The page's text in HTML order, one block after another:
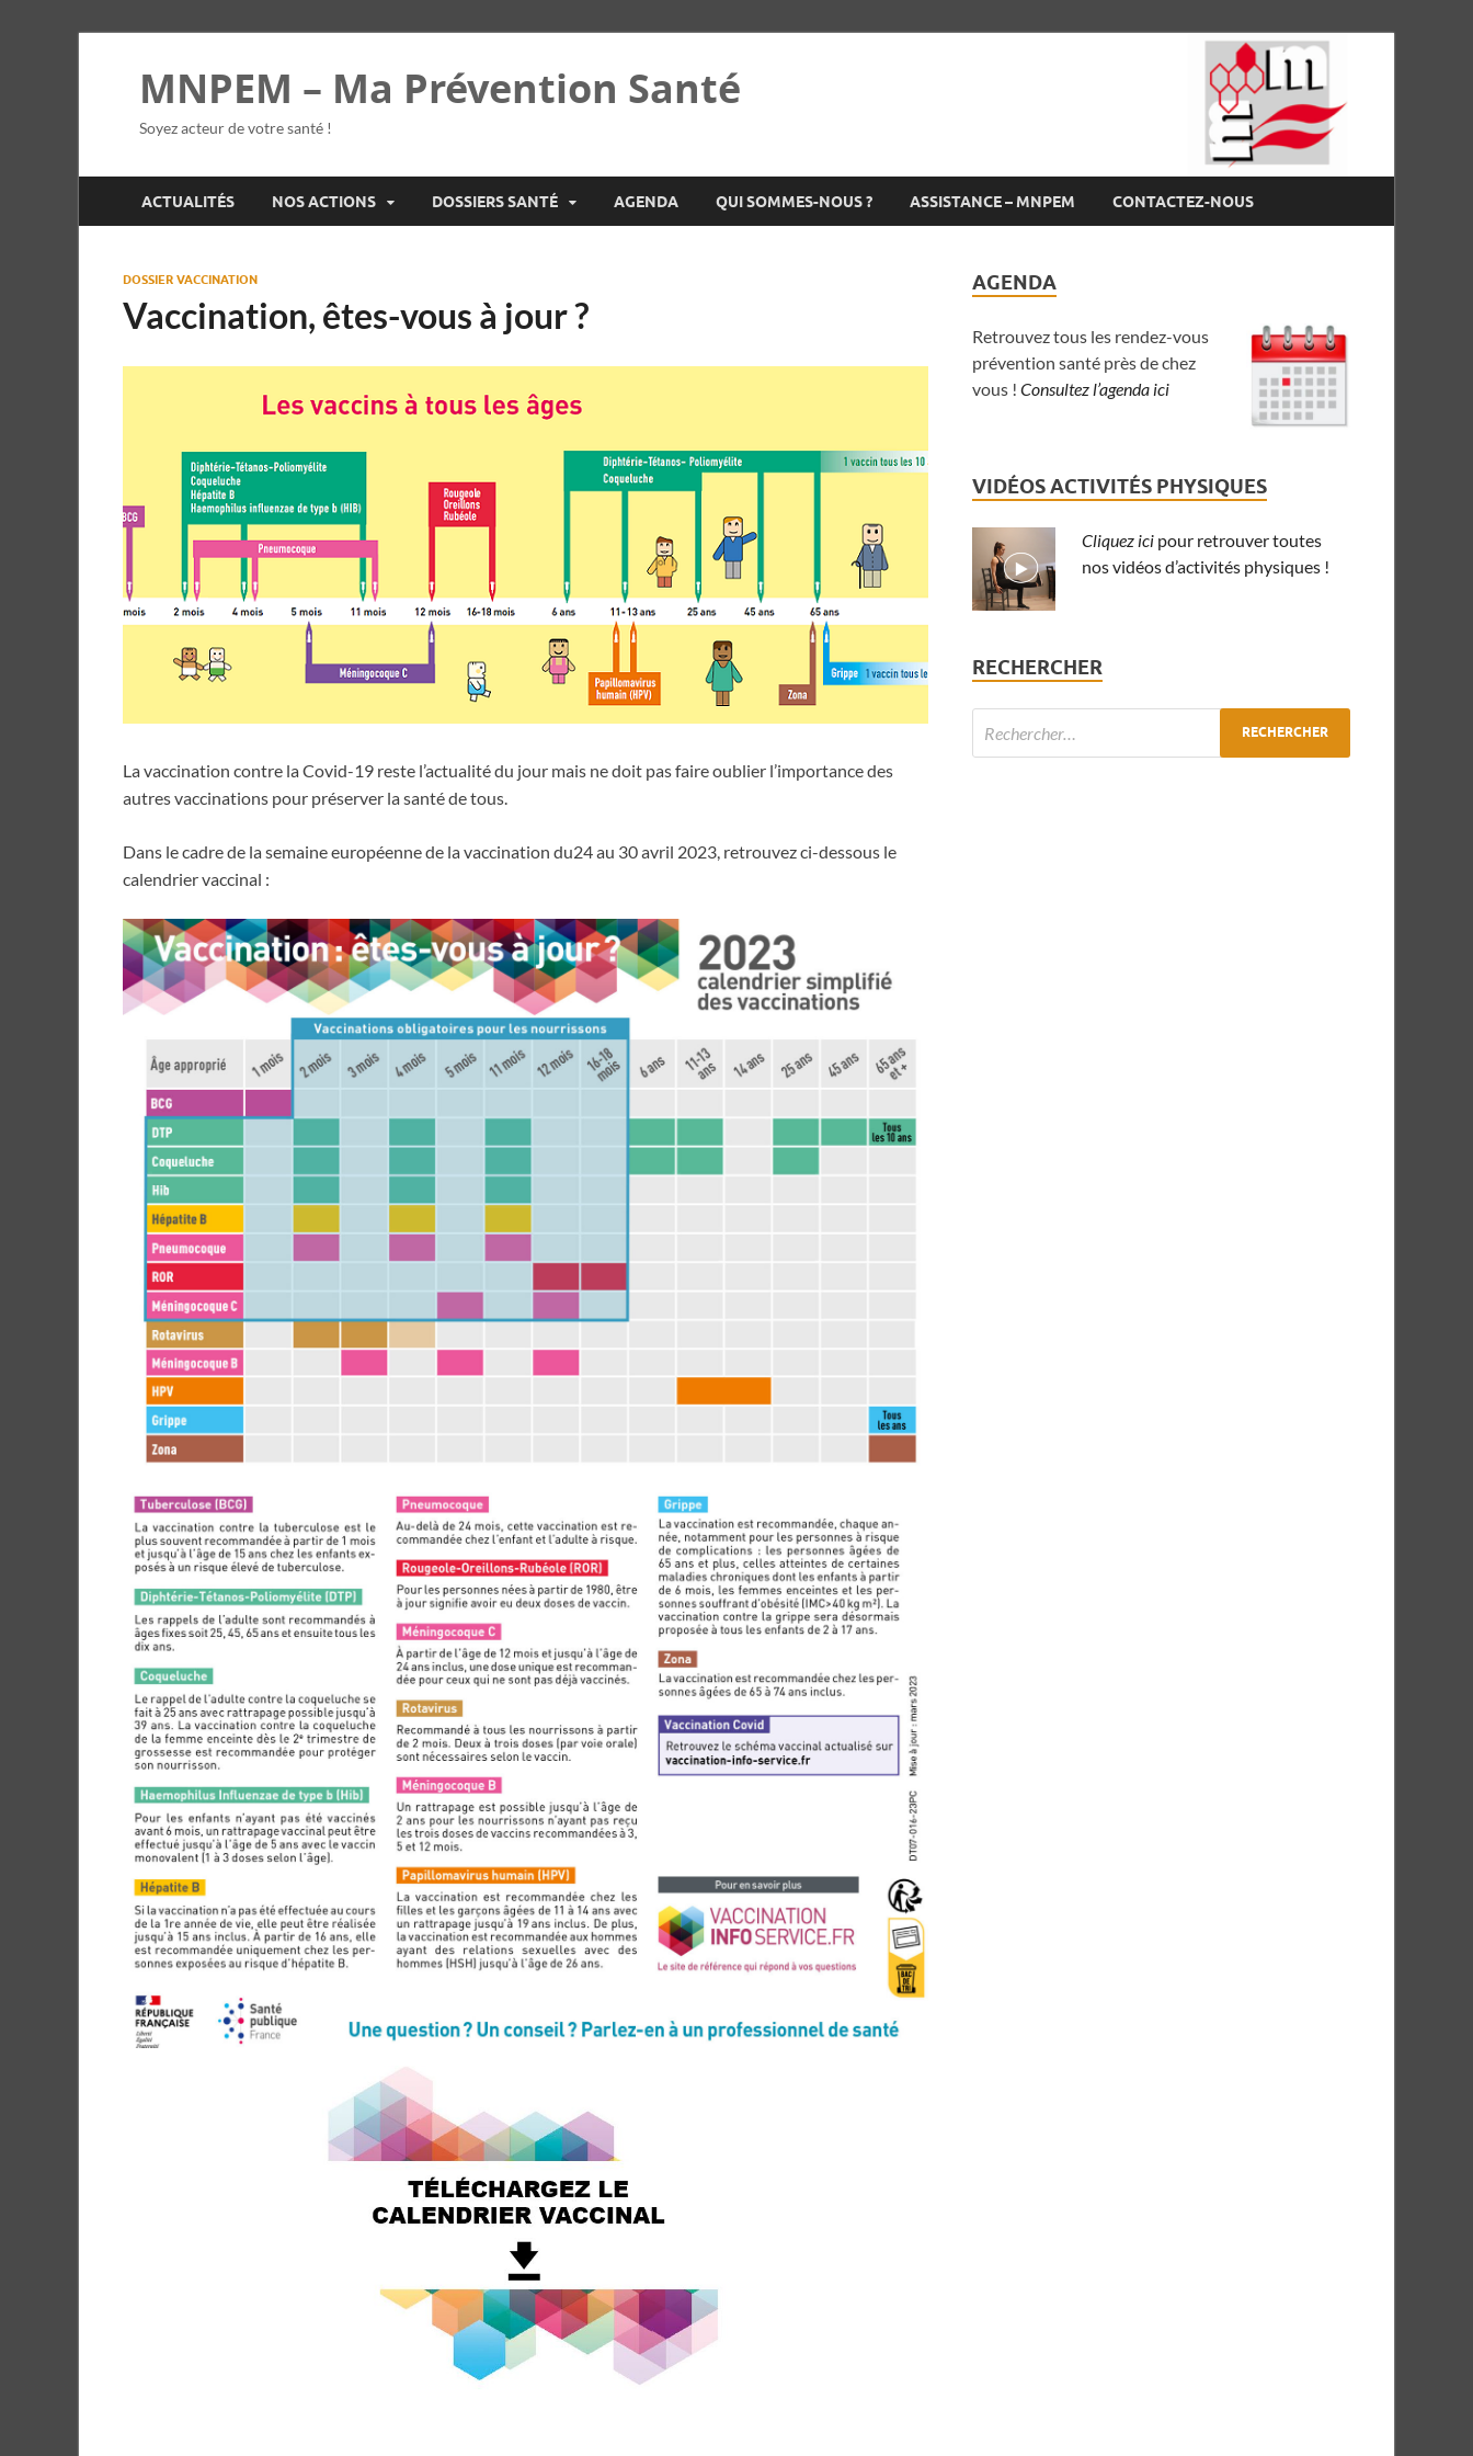
MNPEM – Ma Prévention Santé
Soyez acteur de votre santé !
ACTUALITÉS NOS ACTIONS DOSSIERS SANTÉ AGENDA QUI SOMMES-NOUS ? ASSISTANCE – MNPEM CONTACTEZ-NOUS
DOSSIER VACCINATION
Vaccination, êtes-vous à jour ?
La vaccination contre la Covid-19 reste l’actualité du jour mais ne doit pas faire oublier l’importance des
autres vaccinations pour préserver la santé de tous.
Dans le cadre de la semaine européenne de la vaccination du24 au 30 avril 2023, retrouvez ci-dessous le
calendrier vaccinal :
AGENDA
Retrouvez tous les rendez-vous
prévention santé près de chez
vous !Consultez l’agenda ici
VIDÉOS ACTIVITÉS PHYSIQUES
Cliquez ici pour retrouver toutes
nos vidéos d’activités physiques !
RECHERCHER